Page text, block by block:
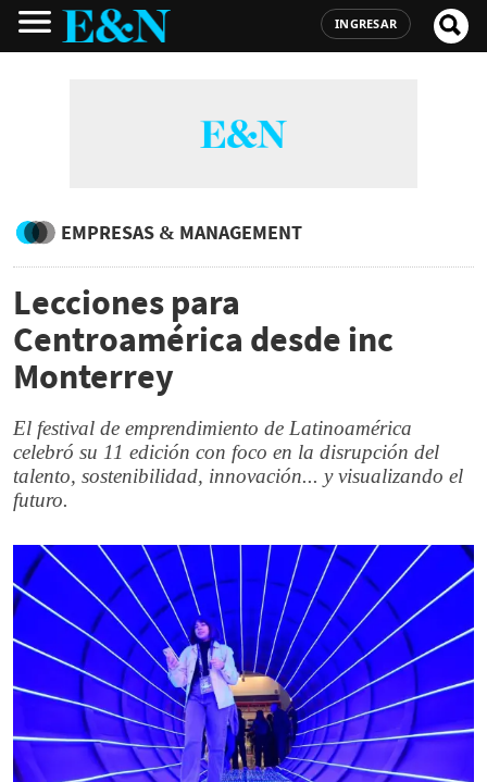
INGRESAR
EMPRESAS & MANAGEMENT
Lecciones para
Centroamérica desde inc
Monterrey
El festival de emprendimiento de Latinoamérica
celebró su 11 edición con foco en la disrupción del
talento, sostenibilidad, innovación... y visualizando el
futuro.